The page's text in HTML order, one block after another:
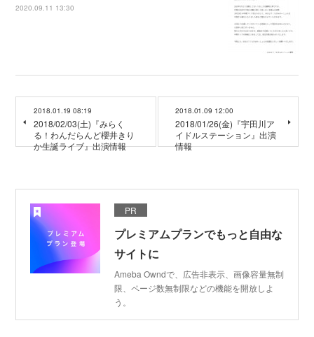
2020.09.11 13:30
2018.01.19 08:19
2018/02/03(土)『みらく
る！わんだらんど櫻井きり
か生誕ライブ』出演情報
2018.01.09 12:00
2018/01/26(金)『宇田川ア
イドルステーション』出演
情報
PR
プレミアムプランでもっと自由な
サイトに
Ameba Owndで、広告非表示、画像容量無制
限、ページ数無制限などの機能を開放しよ
う。